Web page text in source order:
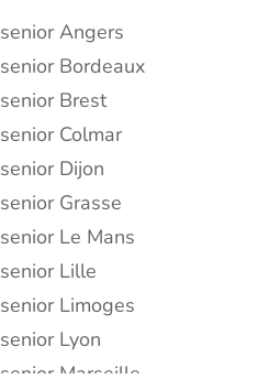
Angers
Bordeaux
Brest
Colmar
Dijon
Grasse
Le Mans
Lille
Limoges
Lyon
Marseille